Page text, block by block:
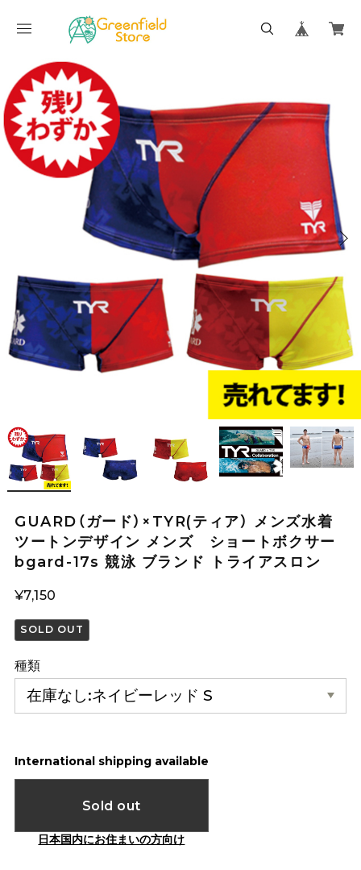
GUARD（ガード）×TYR(ティア） メンズ水着
ツートンデザイン メンズ ショートボクサー
bgard-17s 競泳 ブランド トライアスロン
¥7,150
SOLD OUT
種類
International shipping available
Sold out
日本国内にお住まいの方向け